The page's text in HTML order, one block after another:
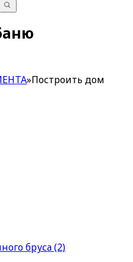
»Построить дом
бруса (2)